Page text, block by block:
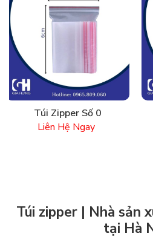
Túi Zipper Số 0
Liên Hệ Ngay
Túi zipper | Nhà sản
tại Hà